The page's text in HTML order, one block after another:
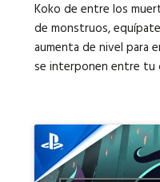
Koko de entre los
de monstruos,
aumenta de nivel para
se interponen entre